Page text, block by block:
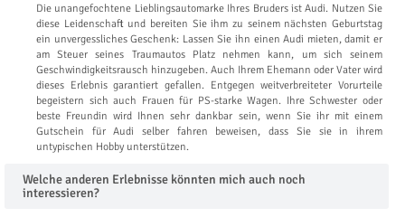
Die unangefochtene Lieblingsautomarke Ihres Bruders ist Audi. Nutzen Sie
diese Leidenschaft und bereiten Sie ihm zu seinem nächsten Geburtstag
ein unvergessliches Geschenk: Lassen Sie ihn einen Audi mieten, damit er
am Steuer seines Traumautos Platz nehmen kann, um sich seinem
Geschwindigkeitsrausch hinzugeben. Auch Ihrem Ehemann oder Vater wird
dieses Erlebnis garantiert gefallen. Entgegen weitverbreiteter Vorurteile
begeistern sich auch Frauen für PS-starke Wagen. Ihre Schwester oder
beste Freundin wird Ihnen sehr dankbar sein, wenn Sie ihr mit einem
Gutschein für Audi selber fahren beweisen, dass Sie sie in ihrem
untypischen Hobby unterstützen.
Welche anderen Erlebnisse könnten mich auch noch
interessieren?